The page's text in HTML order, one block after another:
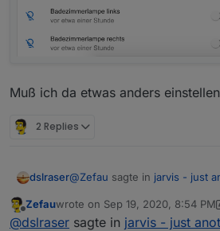
Muß ich da etwas anders
2 Replies
dslraser@Zefau sagte in jarvis - just
@dslraser
Offline
Zefauwrote on Sep 19, 2020, 8:54 PM
last edited by ZefauSep 19,
@dslraser sagte in jarvis - just